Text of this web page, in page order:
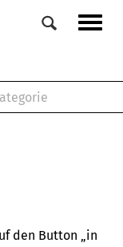
Buch
den Button „in